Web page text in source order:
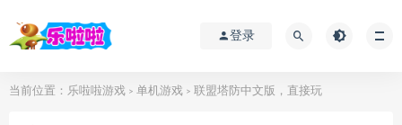
登录
当前位置： 乐啦啦游戏 > 单机游戏 > 联盟塔防中文版，直接玩